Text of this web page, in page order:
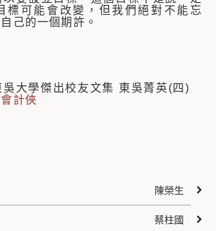
標可能會改變，但我們絕對不能忘
己的一個期許。
吳大學傑出校友文集 東吳菁英(四)
計俠
陳榮生
蔡柱國